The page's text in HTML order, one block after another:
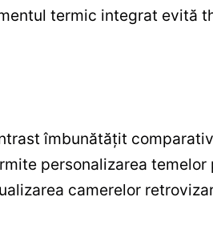
termic integrat evită
îmbunătățit
personalizarea
camerelor